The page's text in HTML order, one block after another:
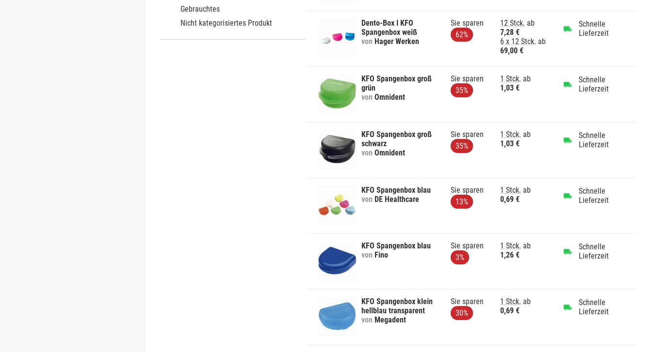
Gebrauchtes
Nicht kategorisiertes Produkt
Dento-Box I KFO
Spangenbox weiß
von Hager Werken
Sie sparen
62%
12 Stck. ab
7,28 €
6 x 12 Stck. ab
69,00 €
Schnelle
Lieferzeit
KFO Spangenbox groß
grün
von Omnident
Sie sparen
35%
1 Stck. ab
1,03 €
Schnelle
Lieferzeit
KFO Spangenbox groß
schwarz
von Omnident
Sie sparen
35%
1 Stck. ab
1,03 €
Schnelle
Lieferzeit
KFO Spangenbox blau
von DE Healthcare
Sie sparen
13%
1 Stck. ab
0,69 €
Schnelle
Lieferzeit
KFO Spangenbox blau
von Fino
Sie sparen
3%
1 Stck. ab
1,26 €
Schnelle
Lieferzeit
KFO Spangenbox klein
hellblau transparent
von Megadent
Sie sparen
30%
1 Stck. ab
0,69 €
Schnelle
Lieferzeit